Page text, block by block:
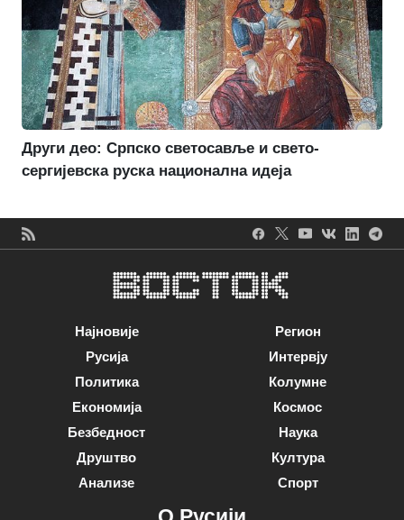
Други део: Српско светосавље и свето-
сергијевска руска национална идеја
Најновије
Русија
Политика
Економија
Безбедност
Друштво
Анализе
Регион
Интервју
Колумне
Космос
Наука
Култура
Спорт